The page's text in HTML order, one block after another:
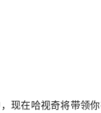
现在哈视奇将带领